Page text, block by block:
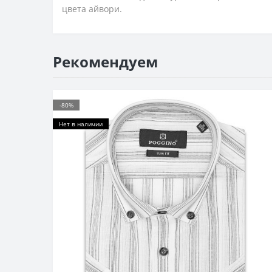
цвета айвори.
Рекомендуем
-80%
Нет в наличии